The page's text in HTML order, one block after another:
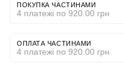
ПОКУПКА ЧАСТИНАМИ
4 платежі по 920.00 грн
ОПЛАТА ЧАСТИНАМИ
4 платежі по 920.00 грн